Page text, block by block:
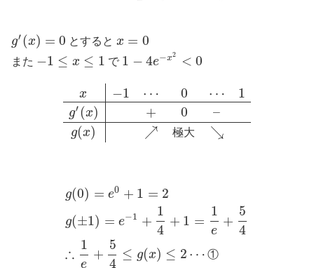
g′(x) = 0 とすると x = 0
また −1 ≤ x ≤ 1 で 1 − 4e−x2 < 0
x
g′(x)
g(x)
−1
⋯
+
↗
0
0
極大
⋯
–
↘
1
g(0) = e0 + 1 = 2
g(±1 ) = e−1 +
1
4
+ 1 =
1
e
+
5
4
∴ 1
e
+
5
4
≤ g(x) ≤ 2 ⋯ ①